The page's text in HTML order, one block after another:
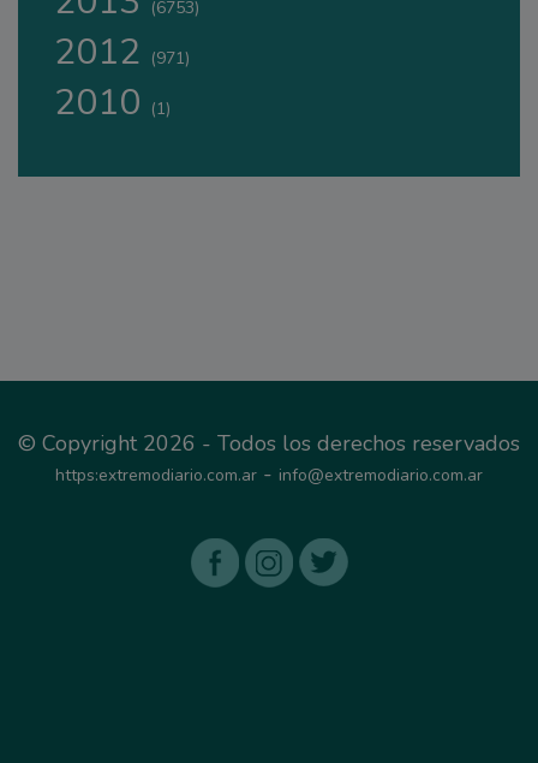
(6753)
2012 (971)
2010 (1)
© Copyright 2026 - Todos los derechos reservados
https:extremodiario.com.ar - info@extremodiario.com.ar